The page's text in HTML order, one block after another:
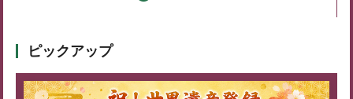
ピックアップ